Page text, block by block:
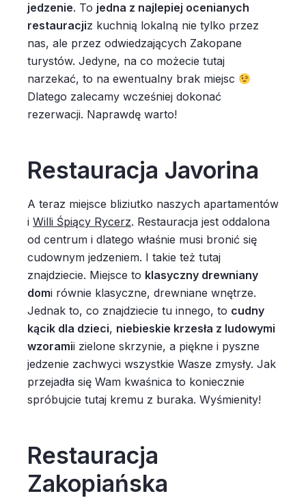
jedzenie. To jedna z najlepiej ocenianych
restauracjiz kuchnią lokalną nie tylko przez
nas, ale przez odwiedzających Zakopane
turystów. Jedyne, na co możecie tutaj
narzekać, to na ewentualny brak miejsc
Dlatego zalecamy wcześniej dokonać
rezerwacji. Naprawdę warto!
Restauracja Javorina
A teraz miejsce bliziutko naszych apartamentów
i Willi Śpiący Rycerz. Restauracja jest oddalona
od centrum i dlatego właśnie musi bronić się
cudownym jedzeniem. I takie też tutaj
znajdziecie. Miejsce to klasyczny drewniany
domi równie klasyczne, drewniane wnętrze.
Jednak to, co znajdziecie tu innego, to cudny
kącik dla dzieci, niebieskie krzesła z ludowymi
wzoramii zielone skrzynie, a piękne i pyszne
jedzenie zachwyci wszystkie Wasze zmysły. Jak
przejadła się Wam kwaśnica to koniecznie
spróbujcie tutaj kremu z buraka. Wyśmienity!
Restauracja
Zakopiańska